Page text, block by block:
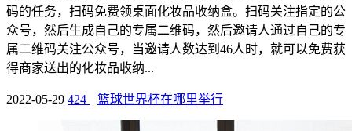
码的任务，扫码免费领桌面化妆品收纳盒。扫码关注指定的公
众号，然后生成自己的专属二维码，然后邀请人通过自己的专
属二维码关注公众号，当邀请人数达到46人时，就可以免费获
得商家送出的化妆品收纳...
2022-05-29 424 篮球世界杯在哪里举行